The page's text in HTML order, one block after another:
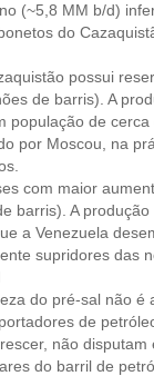
(~5,8 MM b/d)
do
possui
de barris). A
população de
por Moscou, na
com maior
barris). A
a Venezuela
supridores das
do pré-sal não
de
não
do barril de